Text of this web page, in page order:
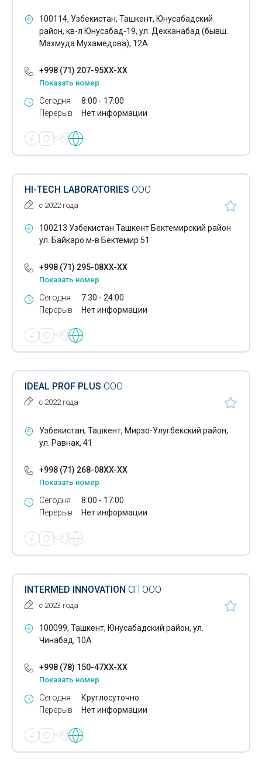
100114, Узбекистан, Ташкент, Юнусабадский
район, кв-л Юнусабад-19, ул. Дехканабад (бывш.
Махмуда Мухамедова), 12А
+998 (71) 207-95XX-XX
Показать номер
Сегодня
Перерыв
8:00 - 17:00
Нет информации
HI-TECH LABORATORIES ООО
с 2022 года
100213 Узбекистан Ташкент Бектемирский район
ул. Байкаро м-в Бектемир 51
+998 (71) 295-08XX-XX
Показать номер
Сегодня
Перерыв
7:30 - 24:00
Нет информации
IDEAL PROF PLUS ООО
с 2022 года
Узбекистан, Ташкент, Мирзо-Улугбекский район,
ул. Равнак, 41
+998 (71) 268-08XX-XX
Показать номер
Сегодня
Перерыв
8:00 - 17:00
Нет информации
INTERMED INNOVATION СП ООО
с 2023 года
100099, Ташкент, Юнусабадский район, ул.
Чинабад, 10А
+998 (78) 150-47XX-XX
Показать номер
Сегодня
Перерыв
Круглосуточно
Нет информации